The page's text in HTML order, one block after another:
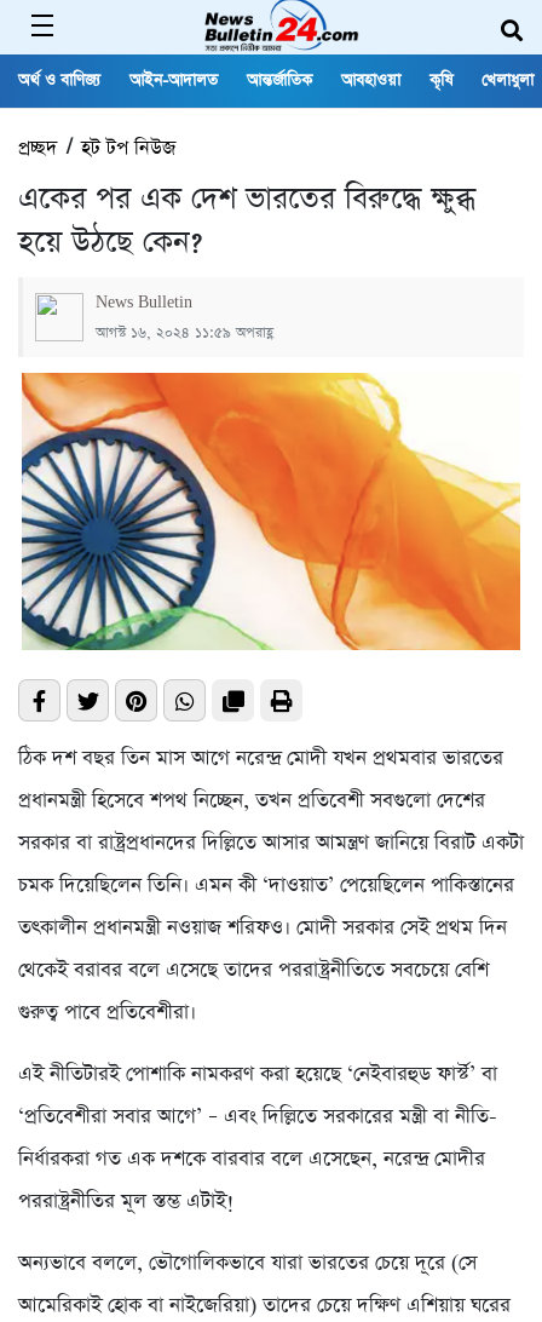
অর্থ ও বাণিজ্য আইন-আদালত আন্তর্জাতিক আবহাওয়া কৃষি খেলাধুলা
প্রচ্ছদ/হট টপ নিউজ
একের পর এক দেশ ভারতের বিরুদ্ধে ক্ষুব্ধ
হয়ে উঠছে কেন?
News Bulletin
আগস্ট ১৬, ২০২৪ ১১:৫৯ অপরাহ্ণ
ঠিক দশ বছর তিন মাস আগে নরেন্দ্র মোদী যখন প্রথমবার ভারতের
প্রধানমন্ত্রী হিসেবে শপথ নিচ্ছেন, তখন প্রতিবেশী সবগুলো দেশের
সরকার বা রাষ্ট্রপ্রধানদের দিল্লিতে আসার আমন্ত্রণ জানিয়ে বিরাট একটা
চমক দিয়েছিলেন তিনি। এমন কী ‘দাওয়াত’ পেয়েছিলেন পাকিস্তানের
তৎকালীন প্রধানমন্ত্রী নওয়াজ শরিফও। মোদী সরকার সেই প্রথম দিন
থেকেই বরাবর বলে এসেছে তাদের পররাষ্ট্রনীতিতে সবচেয়ে বেশি
গুরুত্ব পাবে প্রতিবেশীরা।
এই নীতিটারই পোশাকি নামকরণ করা হয়েছে ‘নেইবারহুড ফার্স্ট’ বা
‘প্রতিবেশীরা সবার আগে’ – এবং দিল্লিতে সরকারের মন্ত্রী বা নীতি-
নির্ধারকরা গত এক দশকে বারবার বলে এসেছেন, নরেন্দ্র মোদীর
পররাষ্ট্রনীতির মূল স্তম্ভ এটাই!
অন্যভাবে বললে, ভৌগোলিকভাবে যারা ভারতের চেয়ে দূরে (সে
আমেরিকাই হোক বা নাইজেরিয়া) তাদের চেয়ে দক্ষিণ এশিয়ায় ঘরের